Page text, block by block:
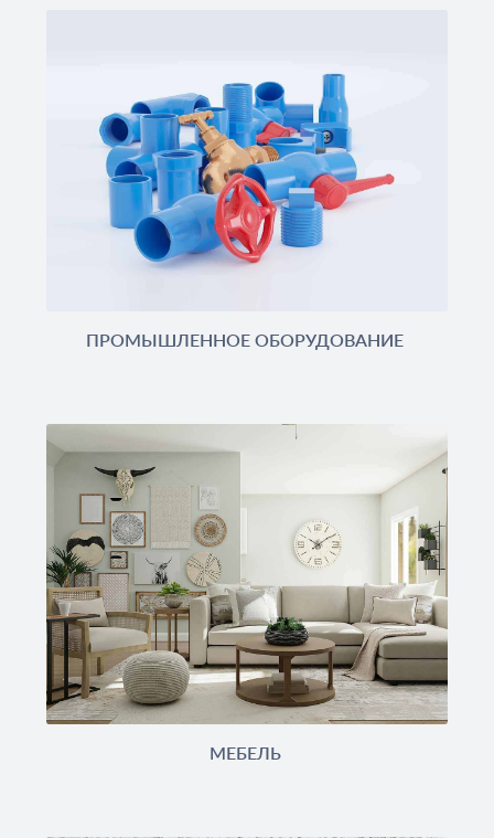
ПРОМЫШЛЕННОЕ ОБОРУДОВАНИЕ
МЕБЕЛЬ